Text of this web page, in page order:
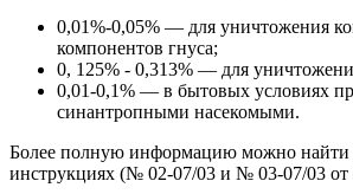
0,01%-0,05% — для уничтожения
компонентов гнуса;
0, 125% - 0,313% — для
0,01-0,1% — в бытовых условиях
синантропными насекомыми.
Более полную информацию можно найти
инструкциях (№ 02-07/03 и № 03-07/03 от